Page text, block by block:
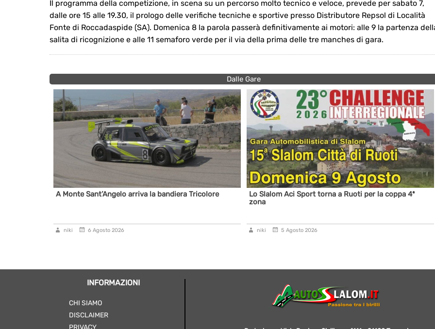
Il programma della competizione, in scena su un percorso molto tecnico e veloce, prevede per sabato 7,
dalle ore 15 alle 19.30, il prologo delle verifiche tecniche e sportive presso Distributore Repsol di Località
Fonte di Roccadaspide (SA). Domenica 8 la parola passerà definitivamente ai motori: alle 9 la partenza
salita di ricognizione e alle 11 semaforo verde per il via della prima delle tre manches di gara.
Dalle Gare
A Monte Sant’Angelo arriva la bandiera Tricolore
niki 6 Agosto 2026
Lo Slalom Aci Sport torna a Ruoti per la coppa 4ª
zona
niki 5 Agosto 2026
INFORMAZIONI
CHI SIAMO
DISCLAIMER
PRIVACY